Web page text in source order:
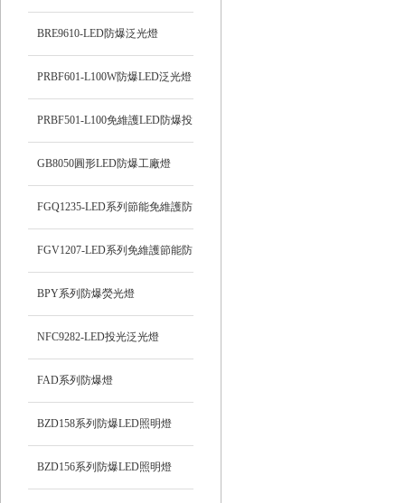
BRE9610-LED防爆泛光燈
PRBF601-L100W防爆LED泛光燈
PRBF501-L100免維護LED防爆投
光燈
GB8050圓形LED防爆工廠燈
FGQ1235-LED系列節能免維護防
爆投光燈
FGV1207-LED系列免維護節能防
爆燈
BPY系列防爆熒光燈
NFC9282-LED投光泛光燈
FAD系列防爆燈
BZD158系列防爆LED照明燈
BZD156系列防爆LED照明燈